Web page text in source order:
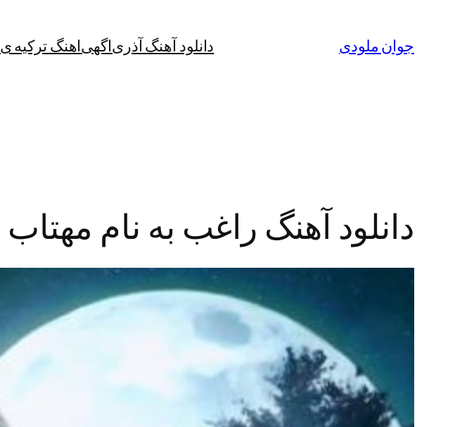
جوان ملودی دانلود آهنگ آذریاگهیاهنگ ترکیه ی
دانلود آهنگ راغب به نام مهتاب